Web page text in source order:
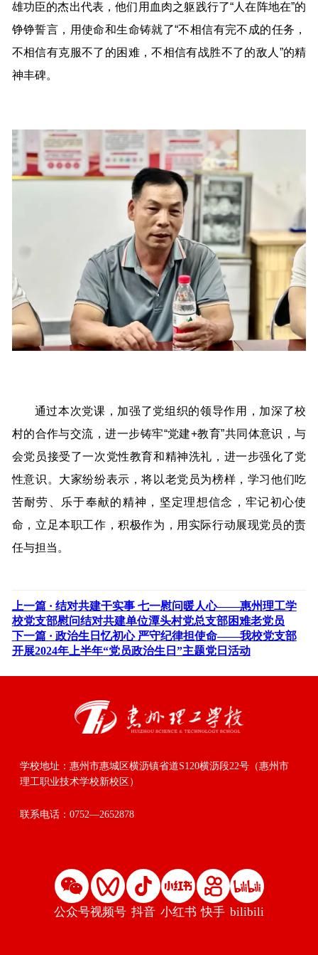
雄功臣的杰出代表，他们用血肉之躯践行了“人在阵地在”的
铮铮誓言，用使命和生命铸就了“不相信有完不成的任务，
不相信有克服不了的困难，不相信有战胜不了的敌人”的精
神丰碑。
通过本次党课，加强了党组织的领导作用，加深了校
村的合作与交流，进一步铸牢“党建+教育”共同体意识，与
会党员接受了一次党性教育和精神洗礼，进一步强化了党
性意识。大家纷纷表示，将以老党员为榜样，学习他们吃
苦耐劳、乐于奉献的精神，坚定理想信念，牢记初心使
命，立足本职工作，积极作为，用实际行动展现党员的责
任与担当。
上一篇 · 结对共建干实事 七一慰问暖人心——惠州理工学
校党支部慰问结对共建单位潭头村党总支部困难老党员
下一篇 · 政治生日忆初心 严守纪律担使命——我校党支部
开展2024年上半年“党员政治生日”主题党日活动
学校地址：惠州市惠城区横沥镇省道S120横沥段22号（惠州市
理工职业技术学校新校区）
联系电话：0752—2652878
公众号视频号 抖音 小红书 快手 bilibili